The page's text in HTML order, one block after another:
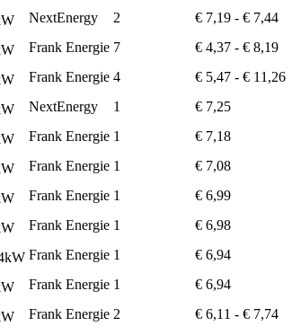
NextEnergy 2 € 7,19 - € 7,44
Frank Energie 7 € 4,37 - € 8,19
Frank Energie 4 € 5,47 - € 11,26
NextEnergy 1 € 7,25
Frank Energie 1 € 7,18
Frank Energie 1 € 7,08
Frank Energie 1 € 6,99
Frank Energie 1 € 6,98
kW Frank Energie 1 € 6,94
Frank Energie 1 € 6,94
Frank Energie 2 € 6,11 - € 7,74